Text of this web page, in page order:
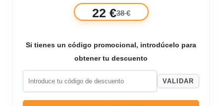
22 €38 €
Si tienes un código promocional, introdúcelo para
obtener tu descuento
VALIDAR